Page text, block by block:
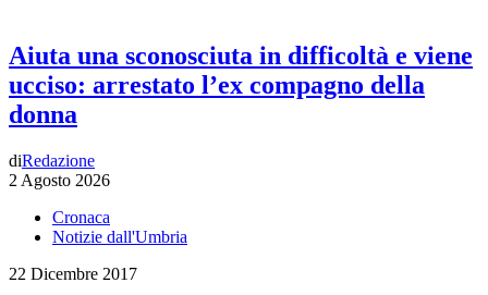
Aiuta una sconosciuta in difficoltà e viene
ucciso: arrestato l’ex compagno della
donna
diRedazione
2 Agosto 2026
Cronaca
Notizie dall'Umbria
22 Dicembre 2017